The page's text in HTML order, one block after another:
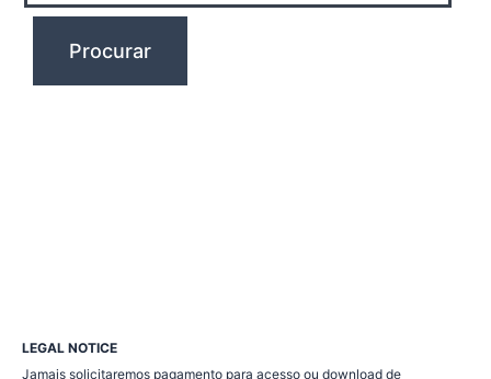
LEGAL NOTICE
Jamais solicitaremos pagamento para acesso ou download de